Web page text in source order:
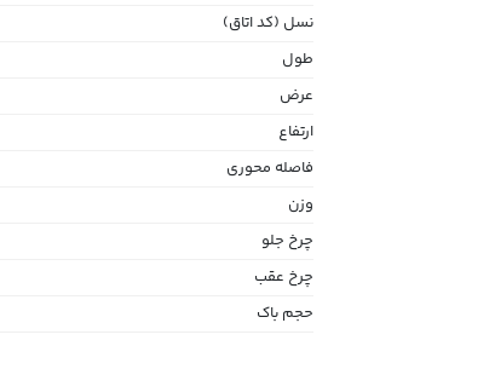
نسل (کد اتاق)
طول
عرض
ارتفاع
فاصله محوری
وزن
چرخ جلو
چرخ عقب
حجم باک